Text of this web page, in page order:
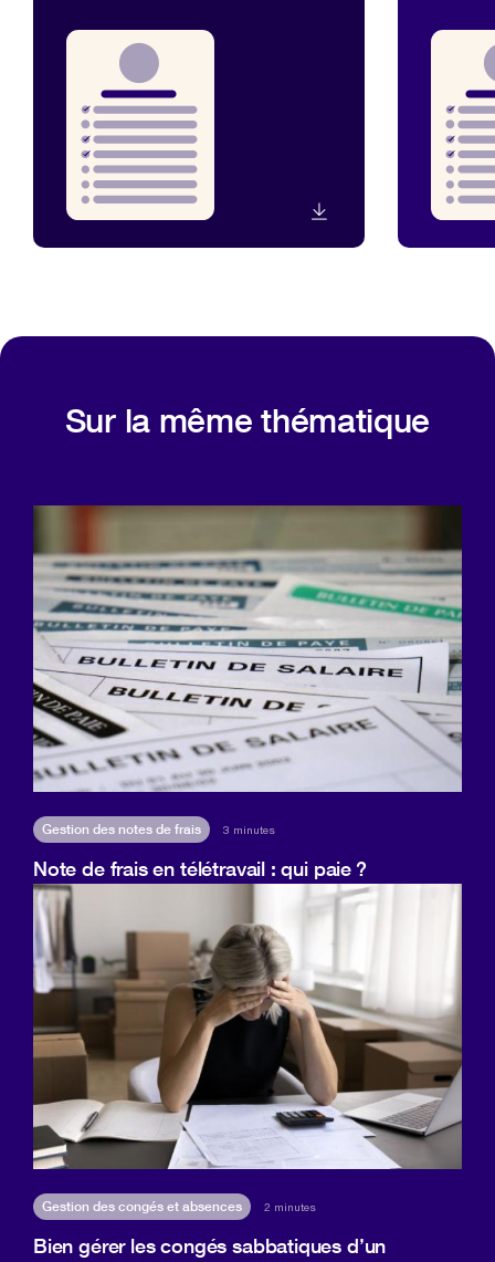
Sur la même thématique
Gestion des notes de frais 3 minutes
Note de frais en télétravail : qui paie ?
Gestion des congés et absences 2 minutes
Bien gérer les congés sabbatiques d’un